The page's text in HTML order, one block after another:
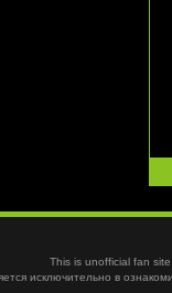
This is unofficial fan
исключительно в